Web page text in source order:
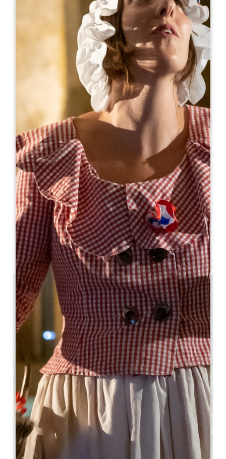
Leaflet
En
65€ /noche
Les Logis de la Tourelle
21, rue de la Porte Bouqueyre
33330 SAINT-ÉMILION
RESERVE
06 08 68 54 06
06 08 68 54 06
famille.pascaud@wanadoo.fr
MES DE APERTURA
E F M A M J J A S O N D
DISPONIBILIDAD
0.4 km
12 gente
Copiar código GPS